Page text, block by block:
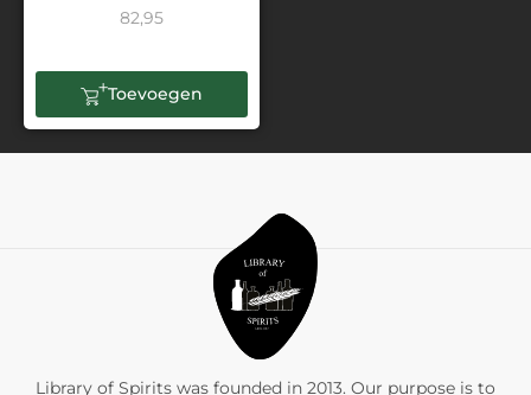
82,95
Toevoegen
Library of Spirits was founded in 2013. Our purpose is to